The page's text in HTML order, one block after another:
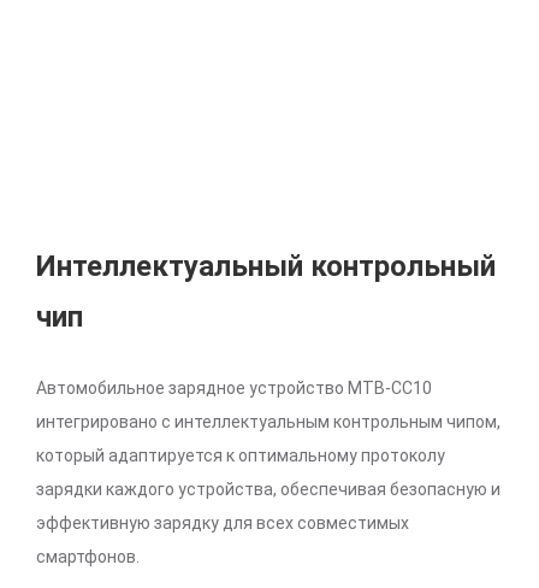
Интеллектуальный контрольный
чип
Автомобильное зарядное устройство MTB-CC10
интегрировано с интеллектуальным контрольным чипом,
который адаптируется к оптимальному протоколу
зарядки каждого устройства, обеспечивая безопасную и
эффективную зарядку для всех совместимых
смартфонов.